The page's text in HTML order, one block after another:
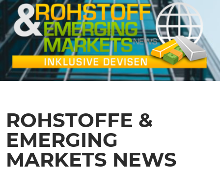
ROHSTOFFE &
EMERGING
MARKETS NEWS